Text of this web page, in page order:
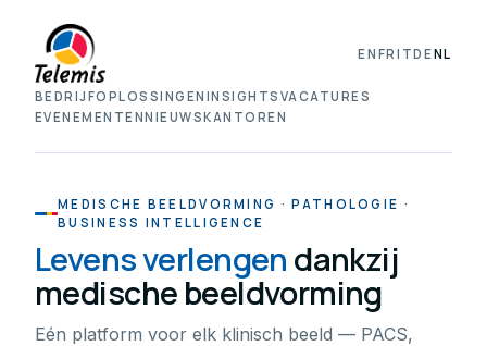
BEDRIJFOPLOSSINGEN INSIGHTS VACATURES
EVENEMENTENNIEUWSKANTOREN
ENFRITDENL
MEDISCHE BEELDVORMING · PATHOLOGIE ·
BUSINESS INTELLIGENCE
Levens verlengen dankzij
medische beeldvorming
Eén platform voor elk klinisch beeld — PACS,